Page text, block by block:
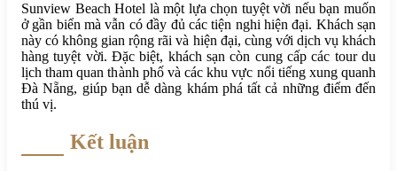
Sunview Beach Hotel là một lựa chọn tuyệt vời nếu bạn muốn
ở gần biển mà vẫn có đầy đủ các tiện nghi hiện đại. Khách sạn
này có không gian rộng rãi và hiện đại, cùng với dịch vụ khách
hàng tuyệt vời. Đặc biệt, khách sạn còn cung cấp các tour du
lịch tham quan thành phố và các khu vực nổi tiếng xung quanh
Đà Nẵng, giúp bạn dễ dàng khám phá tất cả những điểm đến
thú vị.
Kết luận